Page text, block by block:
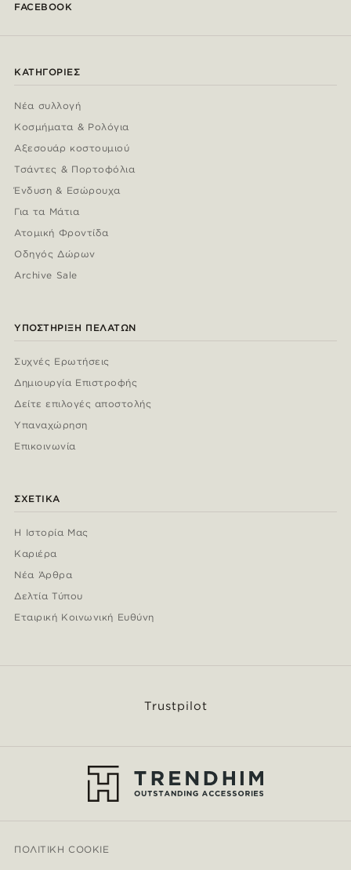
FACEBOOK
ΚΑΤΗΓΟΡΊΕΣ
Νέα συλλογή
Κοσμήματα & Ρολόγια
Αξεσουάρ κοστουμιού
Τσάντες & Πορτοφόλια
Ένδυση & Εσώρουχα
Για τα Μάτια
Ατομική Φροντίδα
Οδηγός Δώρων
Archive Sale
ΥΠΟΣΤΉΡΙΞΗ ΠΕΛΑΤΏΝ
Συχνές Ερωτήσεις
Δημιουργία Επιστροφής
Δείτε επιλογές αποστολής
Υπαναχώρηση
Επικοινωνία
ΣΧΕΤΙΚΆ
Η Ιστορία Μας
Καριέρα
Νέα Άρθρα
Δελτία Τύπου
Εταιρική Κοινωνική Ευθύνη
Trustpilot
ΠΟΛΙΤΙΚΉ COOKIE